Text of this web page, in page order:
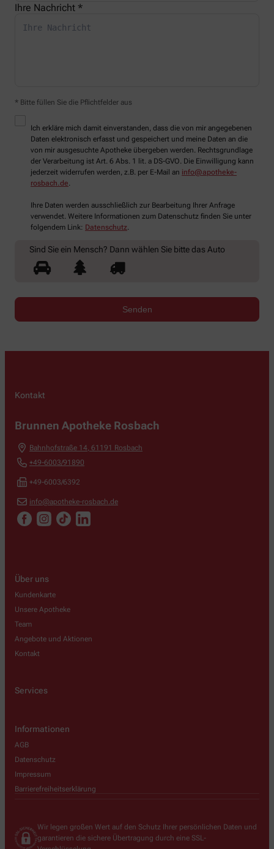
Ihre Nachricht *
* Bitte füllen Sie die Pflichtfelder aus
Ich erkläre mich damit einverstanden, dass die von mir angegebenen
Daten elektronisch erfasst und gespeichert und meine Daten an die
von mir ausgesuchte Apotheke übergeben werden. Rechtsgrundlage
der Verarbeitung ist Art. 6 Abs. 1 lit. a DS-GVO. Die Einwilligung kann
jederzeit widerrufen werden, z.B. per E-Mail an info@apotheke-
rosbach.de
Ihre Daten werden ausschließlich zur Bearbeitung Ihrer Anfrage
verwendet. Weitere Informationen zum Datenschutz finden Sie unter
folgendem Link: Datenschutz
Sind Sie ein Mensch? Dann wählen Sie bittedas Auto
Kontakt
Brunnen Apotheke Rosbach
Bahnhofstraße 14 61191 Rosbach
+49-6003/91890
+49-6003/6392
info@apotheke-rosbach.de
Über uns
Kundenkarte
Unsere Apotheke
Team
Angebote und Aktionen
Kontakt
Services
Informationen
AGB
Datenschutz
Impressum
Barrierefreiheitserklärung
Wir legen großen Wert auf den Schutz Ihrer persönlichen Daten und
garantieren die sichere Übertragung durch eine SSL-